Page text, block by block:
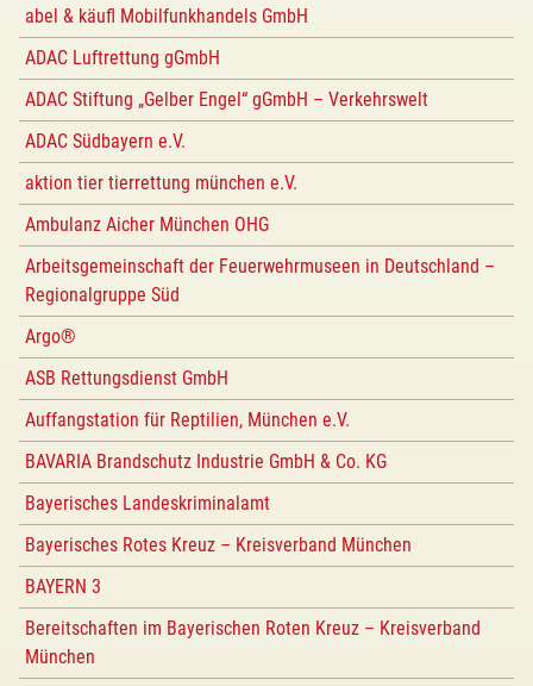
abel & käufl Mobilfunkhandels GmbH
ADAC Luftrettung gGmbH
ADAC Stiftung „Gelber Engel“ gGmbH – Verkehrswelt
ADAC Südbayern e.V.
aktion tier tierrettung münchen e.V.
Ambulanz Aicher München OHG
Arbeitsgemeinschaft der Feuerwehrmuseen in Deutschland –
Regionalgruppe Süd
Argo®
ASB Rettungsdienst GmbH
Auffangstation für Reptilien, München e.V.
BAVARIA Brandschutz Industrie GmbH & Co. KG
Bayerisches Landeskriminalamt
Bayerisches Rotes Kreuz – Kreisverband München
BAYERN 3
Bereitschaften im Bayerischen Roten Kreuz – Kreisverband
München